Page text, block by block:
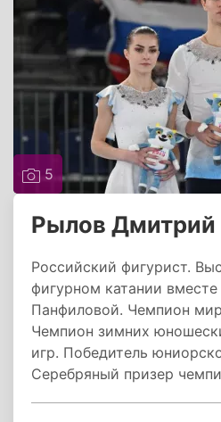
5
Рылов
Российский фигурист.
фигурном катании
Панфиловой. Чемпион
Чемпион зимних
игр. Победитель
Серебряный призер